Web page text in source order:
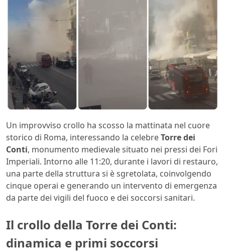
Un improvviso crollo ha scosso la mattinata nel cuore
storico di Roma, interessando la celebreTorre dei
Conti, monumento medievale situato nei pressi dei Fori
Imperiali. Intorno alle 11:20, durante i lavori di restauro,
una parte della struttura si è sgretolata, coinvolgendo
cinque operai e generando un intervento di emergenza
da parte dei vigili del fuoco e dei soccorsi sanitari.
Il crollo della Torre dei Conti:
dinamica e primi soccorsi